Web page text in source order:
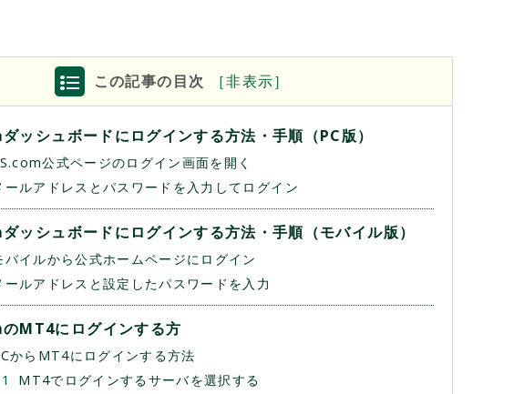
この記事の目次 ［非表示］
ッシュボードにログインする方法・手順（PC版）
公式ページのログイン画面を開く
ールアドレスとパスワードを入力してログイン
ッシュボードにログインする方法・手順（モバイル版）
バイルから公式ホームページにログイン
ールアドレスと設定したパスワードを入力
MT4にログインする方
からMT4にログインする方法
MT4でログインするサーバを選択する